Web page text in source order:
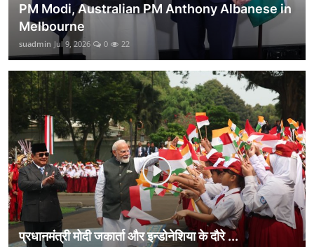
PM Modi, Australian PM Anthony Albanese in
Melbourne
suadmin Jul 9, 2026 0 22
प्रधानमंत्री मोदी जकार्ता और इन्डोनेशिया के दौरे ...